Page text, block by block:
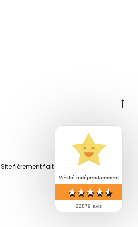
Site fièrement fait à la main en Suisse.
Vérifié indépendamment
22879 avis